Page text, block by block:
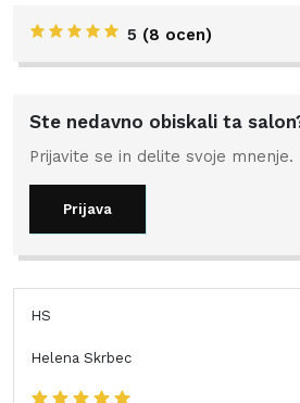
5 (8 ocen)
Ste nedavno obiskali ta
Prijavite se in delite svoje mnenje.
Prijava
HS
Helena Skrbec